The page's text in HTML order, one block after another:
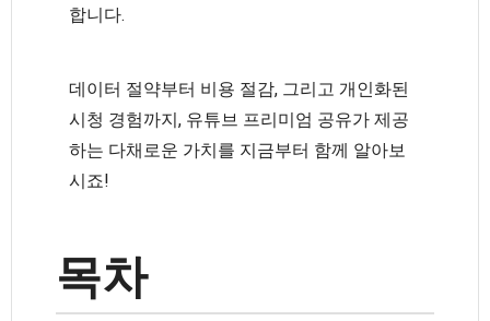
합니다.
데이터 절약부터 비용 절감, 그리고 개인화된
시청 경험까지, 유튜브 프리미엄 공유가 제공
하는 다채로운 가치를 지금부터 함께 알아보
시죠!
목차